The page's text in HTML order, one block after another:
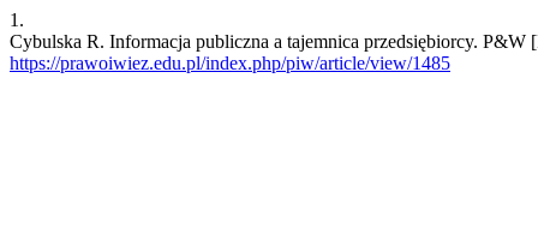
1.
Cybulska R. Informacja publiczna a tajemnica przedsiębiorcy.
https://prawoiwiez.edu.pl/index.php/piw/article/view/1485